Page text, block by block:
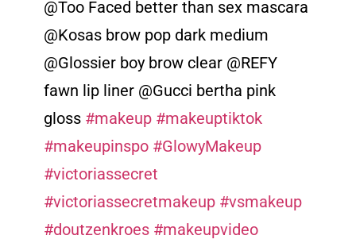
@Too Faced better than sex mascara
@Kosas brow pop dark medium
@Glossier boy brow clear @REFY
fawn lip liner @Gucci bertha pink
gloss #makeup #makeuptiktok
#makeupinspo #GlowyMakeup
#victoriassecret
#victoriassecretmakeup #vsmakeup
#doutzenkroes #makeupvideo